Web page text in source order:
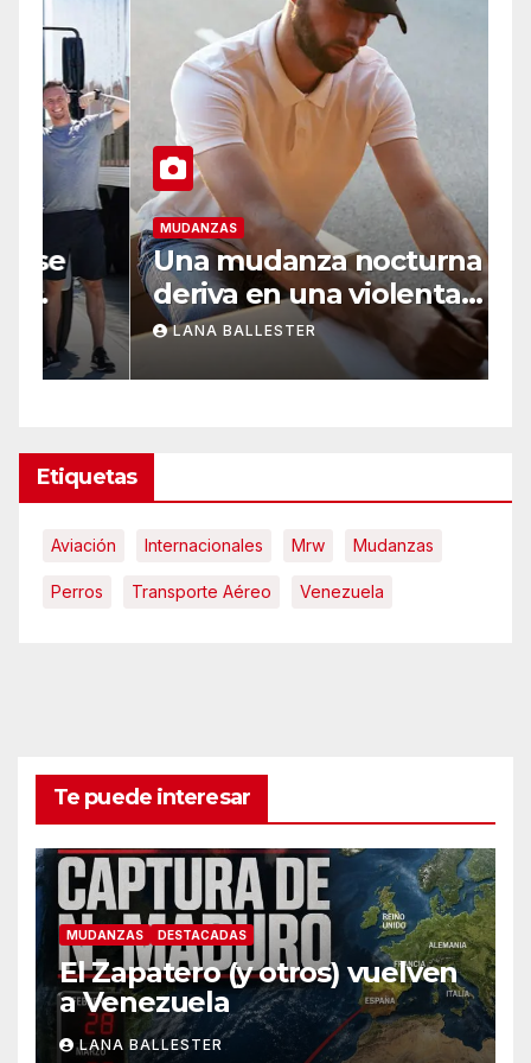
MUDANZAS
Una mudanza nocturna
deriva en una violenta
disputa en Ourense
LANA BALLESTER
Etiquetas
Aviación Internacionales Mrw Mudanzas
Perros Transporte Aéreo Venezuela
Te puede interesar
MUDANZAS DESTACADAS
El Zapatero (y otros) vuelven
a Venezuela
LANA BALLESTER